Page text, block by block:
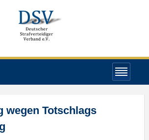
wegen Totschlags